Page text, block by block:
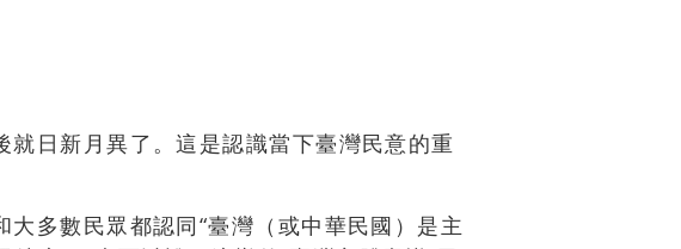
日新月異了。這是認識當下臺灣民意的重
多數民眾都認同“臺灣（或中華民國）是主